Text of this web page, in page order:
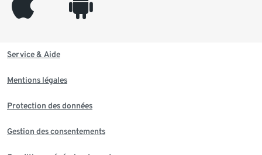
Service & Aide
Mentions légales
Protection des données
Gestion des consentements